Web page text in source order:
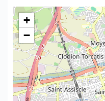
+
−